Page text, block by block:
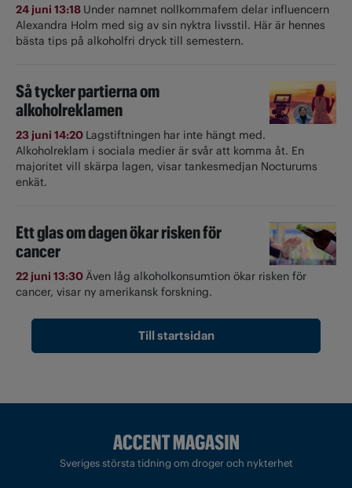
24 juni 13:18 Under namnet nollkommafem delar influencern
Alexandra Holm med sig av sin nyktra livsstil. Här är hennes
bästa tips på alkoholfri dryck till semestern.
Så tycker partierna om
alkoholreklamen
23 juni 14:20 Lagstiftningen har inte hängt med.
Alkoholreklam i sociala medier är svår att komma åt. En
majoritet vill skärpa lagen, visar tankesmedjan Nocturums
enkät.
Ett glas om dagen ökar risken för
cancer
22 juni 13:30Även låg alkoholkonsumtion ökar risken för
cancer, visar ny amerikansk forskning.
Till startsidan
Sveriges största tidning om droger och nykterhet